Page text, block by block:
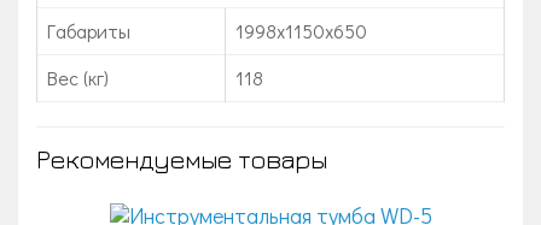
Габариты
1998x1150x650
Вес (кг)
118
Рекомендуемые товары